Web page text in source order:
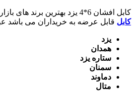
کابل افشان 6*4 یزد بهترین برند های بازار که در
کابل قابل عرضه به خریداران می باشد
یزد
همدان
ستاره یزد
سمنان
دماوند
متال